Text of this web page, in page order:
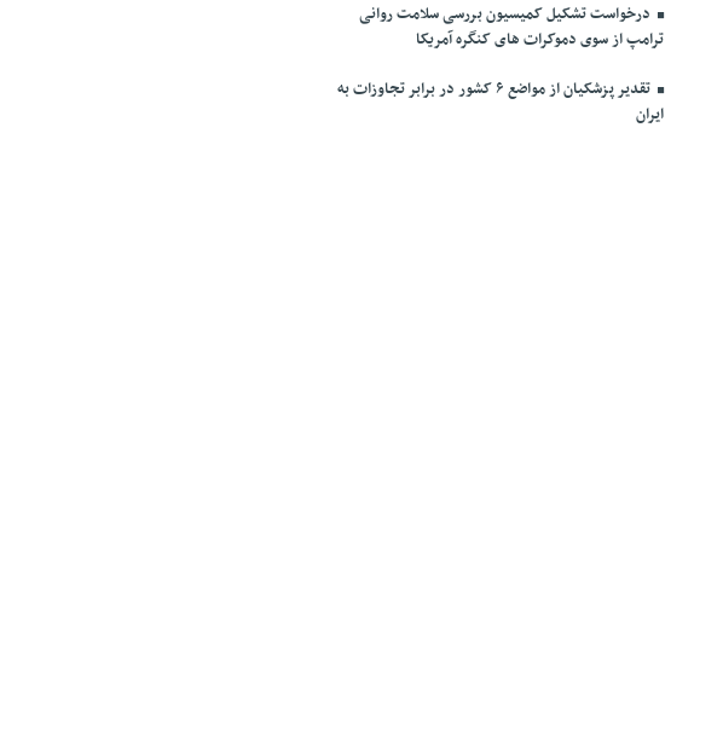
درخواست تشکیل کمیسیون بررسی سلامت روانی
ترامپ از سوی دموکرات های کنگره آمریکا
تقدیر پزشکیان از مواضع ۶ کشور در برابر تجاوزات به
ایران